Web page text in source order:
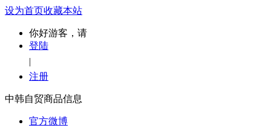
设为首页收藏本站
你好游客，请
登陆
|
注册
中韩自贸商品信息
官方微博